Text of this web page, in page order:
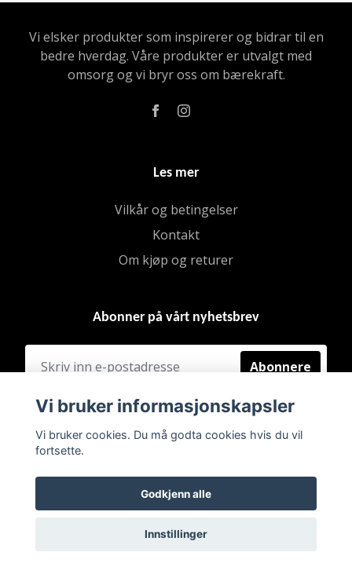
Vi elsker produkter som inspirerer og bidrar til en
bedre hverdag. Våre produkter er utvalgt med
omsorg og vi bryr oss om bærekraft.
Les mer
Vilkår og betingelser
Kontakt
Om kjøp og returer
Abonner på vårt nyhetsbrev
Abonnere
© 2026 BRUKT & FINT
Vi bruker informasjonskapsler
Vi bruker cookies. Du må godta cookies hvis du vil
fortsette.
Godkjenn alle
Innstillinger